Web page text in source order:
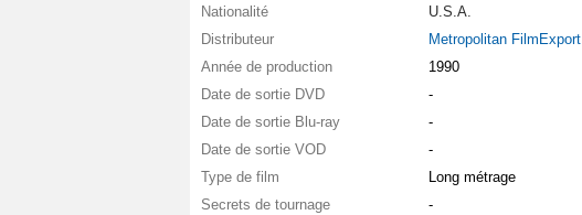
Nationalité
U.S.A.
Distributeur
Metropolitan FilmExport
Année de production
1990
Date de sortie DVD
-
Date de sortie Blu-ray
-
Date de sortie VOD
-
Type de film
Long métrage
Secrets de tournage
-